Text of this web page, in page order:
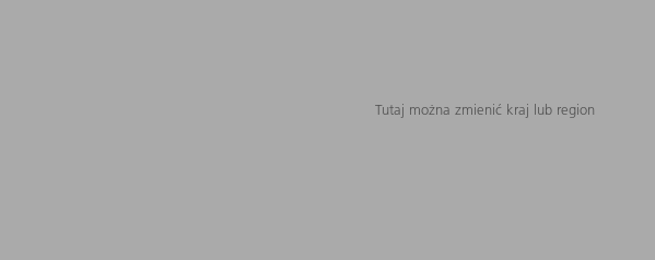
Tutaj można zmienić kraj lub region